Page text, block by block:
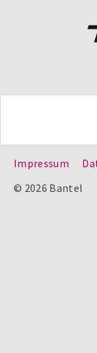
Impressum
© 2026 Bantel